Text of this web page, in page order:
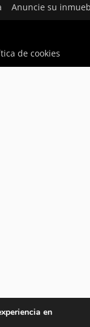
Anuncie su
de cookies
en